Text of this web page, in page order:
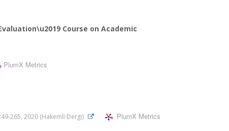
Course on Academic
PlumX Metrics
265, 2020 (Hakemli Dergi) PlumX Metrics